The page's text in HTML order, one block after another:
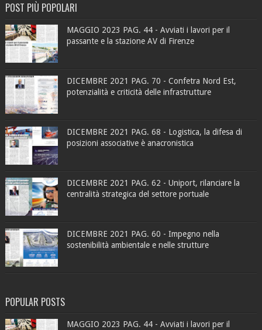
POST PIÙ POPOLARI
MAGGIO 2023 PAG. 44 - Avviati i lavori per il
passante e la stazione AV di Firenze
DICEMBRE 2021 PAG. 70 - Confetra Nord Est,
potenzialità e criticità delle infrastrutture
DICEMBRE 2021 PAG. 68 - Logistica, la difesa di
posizioni associative è anacronistica
DICEMBRE 2021 PAG. 62 - Uniport, rilanciare la
centralità strategica del settore portuale
DICEMBRE 2021 PAG. 60 - Impegno nella
sostenibilità ambientale e nelle strutture
POPULAR POSTS
MAGGIO 2023 PAG. 44 - Avviati i lavori per il